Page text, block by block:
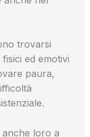
trovarsi
ed emotivi
paura,
loro a